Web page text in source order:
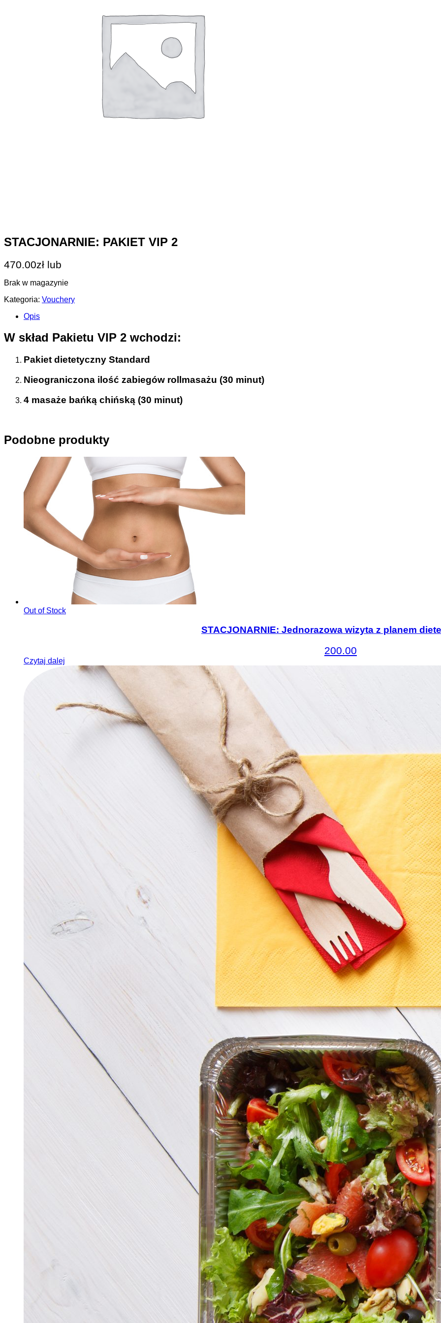
STACJONARNIE: PAKIET VIP 2
470.00zł lub
Brak w magazynie
Kategoria: Vouchery
Opis
W skład Pakietu VIP 2 wchodzi:
Pakiet dietetyczny Standard
Nieograniczona ilość zabiegów rollmasażu (30 minut)
4 masaże bańką chińską (30 minut)
Podobne produkty
Out of Stock
STACJONARNIE: Jednorazowa wizyta z planem
200.00
Czytaj dalej